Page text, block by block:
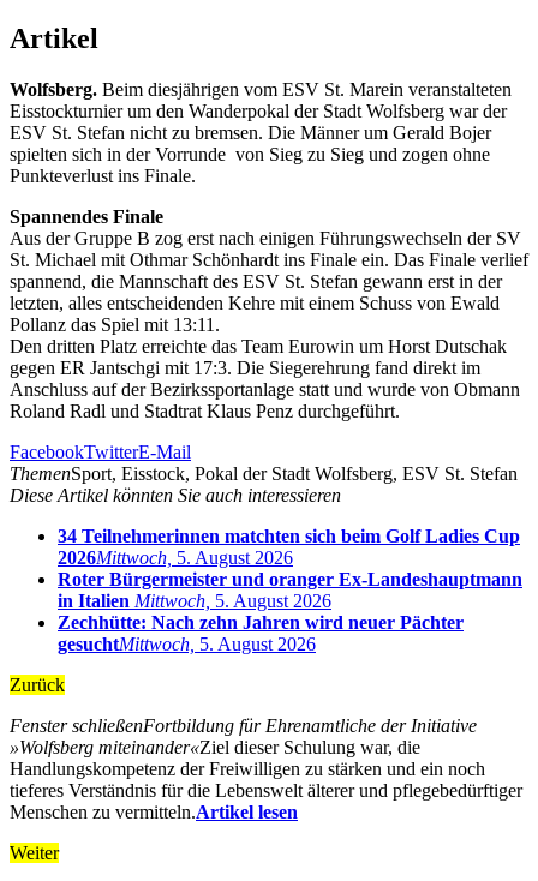
Artikel
Wolfsberg. Beim diesjährigen vom ESV St. Marein veranstalteten
Eisstockturnier um den Wanderpokal der Stadt Wolfsberg war der
ESV St. Stefan nicht zu bremsen. Die Männer um Gerald Bojer
spielten sich in der Vorrunde von Sieg zu Sieg und zogen ohne
Punkteverlust ins Finale.
Spannendes Finale
Aus der Gruppe B zog erst nach einigen Führungswechseln der SV
St. Michael mit Othmar Schönhardt ins Finale ein. Das Finale verlief
spannend, die Mannschaft des ESV St. Stefan gewann erst in der
letzten, alles entscheidenden Kehre mit einem Schuss von Ewald
Pollanz das Spiel mit 13:11.
Den dritten Platz erreichte das Team Eurowin um Horst Dutschak
gegen ER Jantschgi mit 17:3. Die Siegerehrung fand direkt im
Anschluss auf der Bezirkssportanlage statt und wurde von Obmann
Roland Radl und Stadtrat Klaus Penz durchgeführt.
FacebookTwitterE-Mail
ThemenSport, Eisstock, Pokal der Stadt Wolfsberg, ESV St. Stefan
Diese Artikel könnten Sie auch interessieren
34 Teilnehmerinnen matchten sich beim Golf Ladies Cup
2026Mittwoch, 5. August 2026
Roter Bürgermeister und oranger Ex-Landeshauptmann
in Italien Mittwoch, 5. August 2026
Zechhütte: Nach zehn Jahren wird neuer Pächter
gesuchtMittwoch, 5. August 2026
Zurück
Fenster schließenFortbildung für Ehrenamtliche der Initiative
»Wolfsberg miteinander«Ziel dieser Schulung war, die
Handlungskompetenz der Freiwilligen zu stärken und ein noch
tieferes Verständnis für die Lebenswelt älterer und pflegebedürftiger
Menschen zu vermitteln.Artikel lesen
Weiter